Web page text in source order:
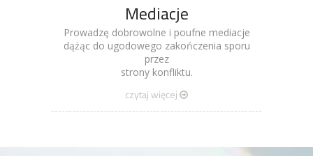
Mediacje
Prowadzę dobrowolne i poufne mediacje
dążąc do ugodowego zakończenia sporu
przez
strony konfliktu.
czytaj więcej